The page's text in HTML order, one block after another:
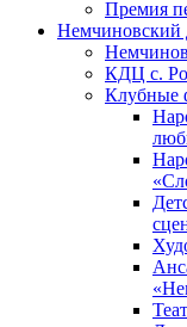
Премия
Немчиновский
КДЦ с.
Клубные